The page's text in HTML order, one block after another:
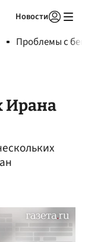
Новости
Проблемы с
Ирана